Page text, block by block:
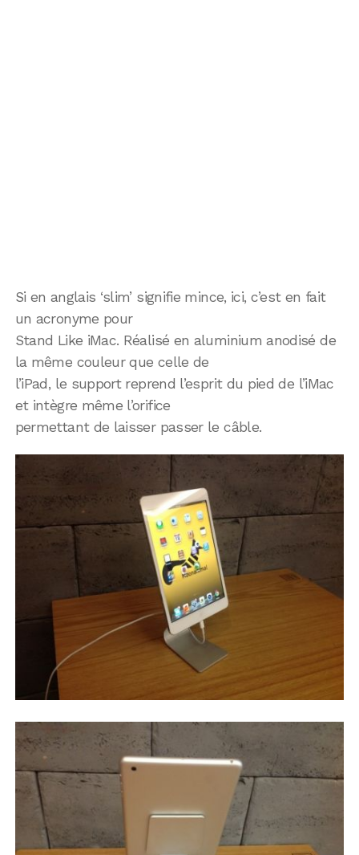
Si en anglais ‘slim’ signifie mince, ici, c’est en fait
un acronyme pour
Stand Like iMac. Réalisé en aluminium anodisé de
la même couleur que celle de
l’iPad, le support reprend l’esprit du pied de l’iMac
et intègre même l’orifice
permettant de laisser passer le câble.